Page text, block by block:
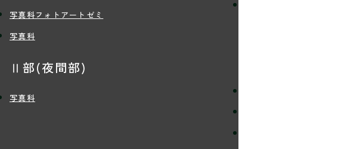
写真科フォトアートゼミ
写真科
Ⅱ部(夜間部)
写真科